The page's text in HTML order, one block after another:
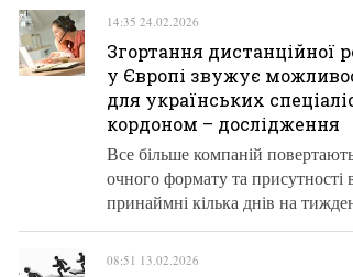
14:35 24.02.2026
Згортання дистанційної
у Європі звужує
для українських
кордоном – дослідження
Все більше компаній
очного формату та присутності
принаймні кілька днів на
08:51 13.02.2026